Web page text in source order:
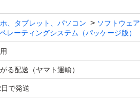
、タブレット、パソコン
ソフトウェア
レーティングシステム（パッケージ版）
る配送（ヤマト運輸）
で発送